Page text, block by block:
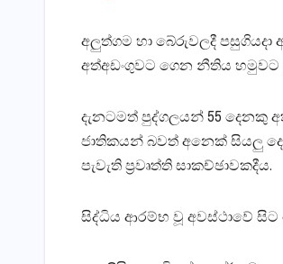
අලුත්ගම හා බේරුවලදී
අත්අඩංගුවට ගෙන නීතිය හමුවට
දැනටමත් පුද්ගලයන් 55 දෙනකු
ජාතිකයන් බවත් අනෙක්‌ සියලු
පැවැති ප්‍රවෘත්ති සාකච්ඡාවකදීය.
සිද්ධිය ආරම්භ වූ අවස්‌ථාවේ සිට